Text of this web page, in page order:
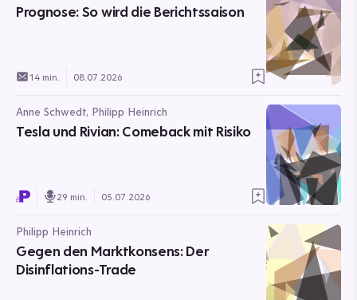
Prognose: So wird die Berichtssaison
14 min. 08.07.2026
Anne Schwedt, Philipp Heinrich
Tesla und Rivian: Comeback mit Risiko
29 min. 05.07.2026
Philipp Heinrich
Gegen den Marktkonsens: Der
Disinflations-Trade